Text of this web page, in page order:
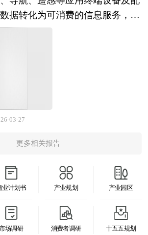
定的。产业关联性以及源于共同
相互信任是最基本的条件。因此
强产业联系出发，并以提高区域
，及时地实行产业联系推动战
的地方经济发展趋势看，各种产
为区域经济发展的引擎，带动着
。但是不容忽视的是由于产业地
于起步阶段，开发企业和运营商
以及拟进入该行业的投资者具有
业的运营效率、促进企业的发展
环节仍存差距；国内头部企业依
化服务在电力、轨道交通、冶金
联、不会联"现象普遍。政策层
络标准碎片化、安全责任界定模
中研普华咨询公司领衔撰写，在
研基础上，主要依据了国家统计
究中心、国家海关总署、全国商
经济景气监测中心、中国行业研
的本地化部署让设备从“连接+感
+决策+执行”跃迁，边缘计算解决
5G-A及后续6G技术的演进则为
划开局形成政策接力，物联网作
核心组成部分，持续获得战略性
断完善制度环境，在标准制定、
，为产业健康发展保驾护航。此
纷纷推出专项补贴、税收优惠等
落地。 展望2026-2030年，物联
在新质生产力培育的大背景下，
据转化为可消费的信息服务，为
济、社会民生提供精准定位、宽
、遥感接收处理设备、卫星物联
、数据增值服务、卫星互联网运
通信应用设备、卫星遥感应用设
，按照应用场景则形成车载、船
固定等多元矩阵。随着卫星互联
全球化服务，卫星应用设备正从
03-27
更多相关报告
业计划书 产业规划 产业园区
场调研 消费者调研 十五五规划